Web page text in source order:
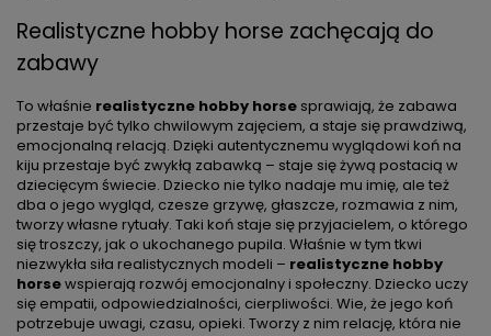
Realistyczne hobby horse zachęcają do
zabawy
To właśnie realistyczne hobby horse sprawiają, że zabawa
przestaje być tylko chwilowym zajęciem, a staje się prawdziwą,
emocjonalną relacją. Dzięki autentycznemu wyglądowi koń na
kiju przestaje być zwykłą zabawką – staje się żywą postacią w
dziecięcym świecie. Dziecko nie tylko nadaje mu imię, ale też
dba o jego wygląd, czesze grzywę, głaszcze, rozmawia z nim,
tworzy własne rytuały. Taki koń staje się przyjacielem, o którego
się troszczy, jak o ukochanego pupila. Właśnie w tym tkwi
niezwykła siła realistycznych modeli – realistyczne hobby
horsewspierają rozwój emocjonalny i społeczny. Dziecko uczy
się empatii, odpowiedzialności, cierpliwości. Wie, że jego koń
potrzebuje uwagi, czasu, opieki. Tworzy z nim relację, która nie